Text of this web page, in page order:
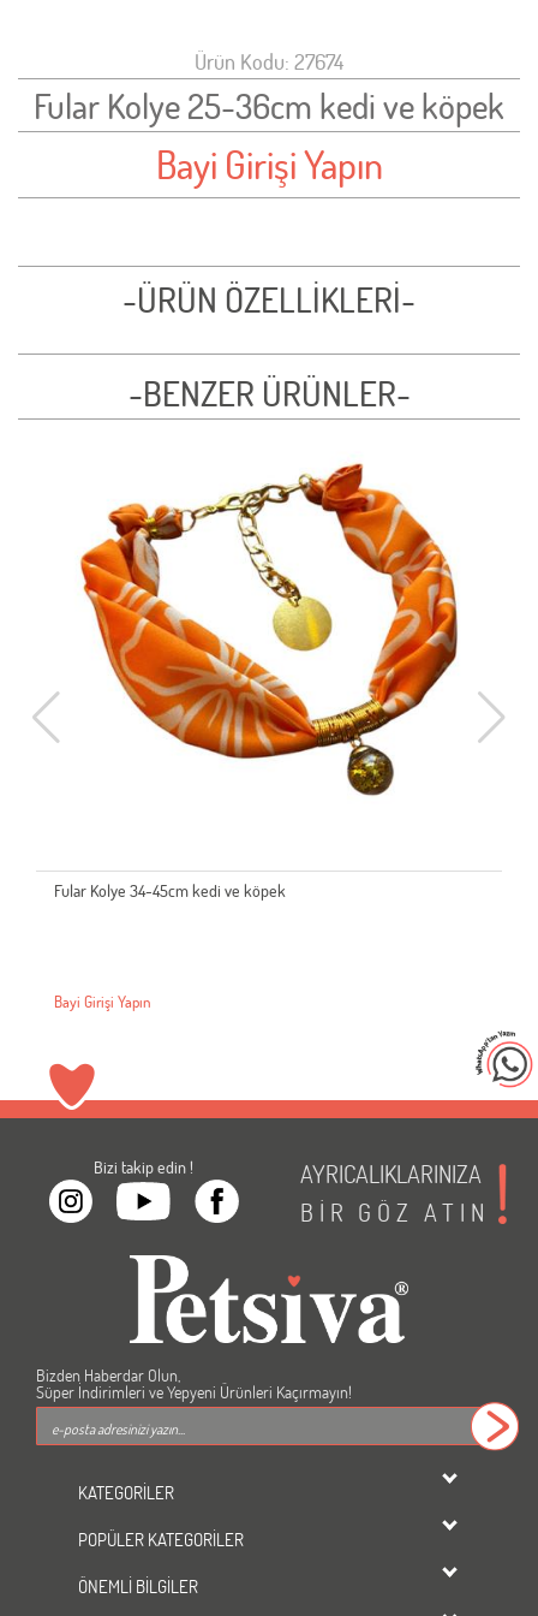
Ürün Kodu: 27674
Fular Kolye 25-36cm kedi ve köpek
Bayi Girişi Yapın
-ÜRÜN ÖZELLİKLERİ-
-BENZER ÜRÜNLER-
Fular Kolye 34-45cm kedi ve köpek
Bayi Girişi Yapın
Bizi takip edin !
AYRICALIKLARINIZA
BİR GÖZ ATIN
Bizden Haberdar Olun,
Süper İndirimleri ve Yepyeni Ürünleri Kaçırmayın!
KATEGORİLER
dondurulmuş ürünler
KÖPEK
POPÜLER KATEGORİLER
Kedi Maması
ÖNEMLİ BİLGİLER